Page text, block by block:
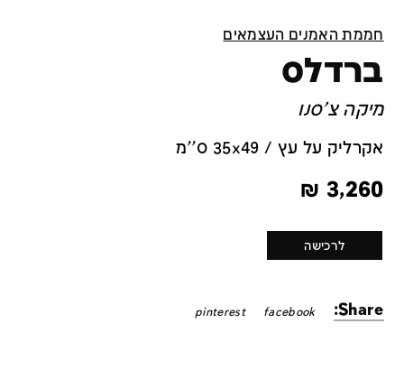
חממת האמנים העצמאים
ברדלס
מיקה צ'סנו
אקרליק על עץ / 35x49 ס''מ
3,260
₪
לרכישה
Share:
facebook
pinterest